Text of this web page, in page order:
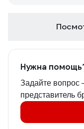
Нужна
Задайте вопрос
представитель